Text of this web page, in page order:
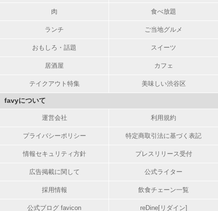
肉 食べ放題
ランチ ご当地グルメ
おもしろ・話題 スイーツ
居酒屋 カフェ
テイクアウト特集 美味しい渋谷区
favyについて
運営会社 利用規約
プライバシーポリシー 特定商取引法に基づく表記
情報セキュリティ方針 プレスリリース受付
広告掲載に関して 公式ライター
採用情報 飲食チェーン一覧
公式ブログ favicon reDine[リダイン]